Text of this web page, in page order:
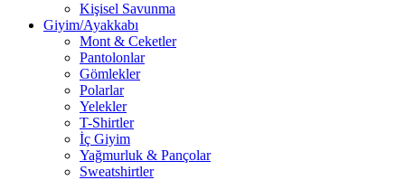
Kişisel Savunma
Giyim/Ayakkabı
Mont & Ceketler
Pantolonlar
Gömlekler
Polarlar
Yelekler
T-Shirtler
İç Giyim
Yağmurluk & Pançolar
Sweatshirtler